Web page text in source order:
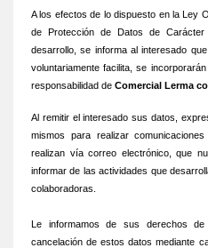
A los efectos de lo dispuesto en la Ley
de Protección de Datos de
desarrollo, se informa al interesado
voluntariamente facilita, se
responsabilidad de Comercial Lerma
Al remitir el interesado sus datos,
mismos para realizar
realizan vía correo electrónico, que
informar de las actividades que
colaboradoras.
Le informamos de sus derechos
cancelación de estos datos mediante